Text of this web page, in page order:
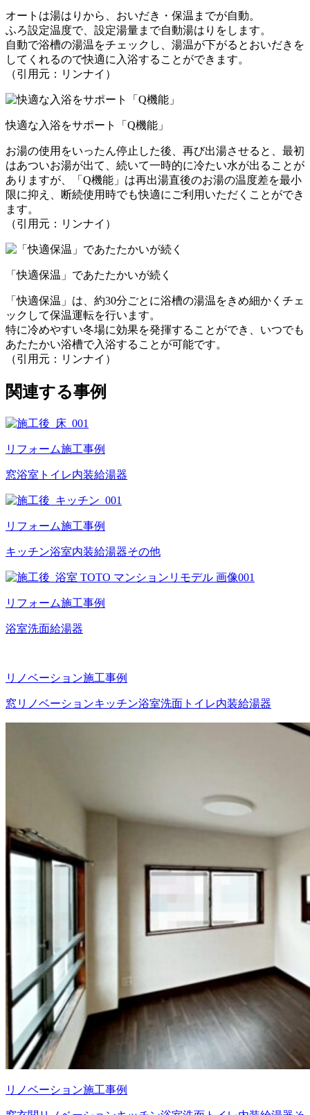
オートは湯はりから、おいだき・保温までが自動。
ふろ設定温度で、設定湯量まで自動湯はりをします。
自動で浴槽の湯温をチェックし、湯温が下がるとおいだきを
してくれるので快適に入浴することができます。
（引用元：リンナイ）
快適な入浴をサポート「Q機能」
お湯の使用をいったん停止した後、再び出湯させると、最初
はあついお湯が出て、続いて一時的に冷たい水が出ることが
ありますが、「Q機能」は再出湯直後のお湯の温度差を最小
限に抑え、断続使用時でも快適にご利用いただくことができ
ます。
（引用元：リンナイ）
「快適保温」であたたかいが続く
「快適保温」は、約30分ごとに浴槽の湯温をきめ細かくチェ
ックして保温運転を行います。
特に冷めやすい冬場に効果を発揮することができ、いつでも
あたたかい浴槽で入浴することが可能です。
（引用元：リンナイ）
関連する事例
リフォーム施工事例
窓浴室 トイレ内装給湯器
リフォーム施工事例
キッチン浴室内装給湯器その他
リフォーム施工事例
浴室洗面給湯器
リノベーション施工事例
窓 リノベーションキッチン浴室洗面 トイレ内装給湯器
リノベーション施工事例